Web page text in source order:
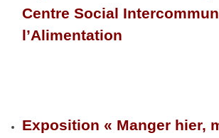
Centre Social
l’Alimentation
Exposition « Manger hier,